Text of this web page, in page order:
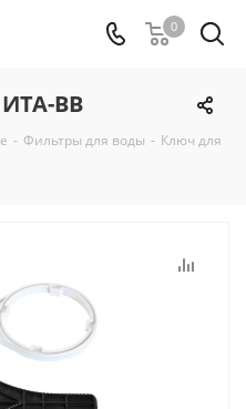
0
BB
- Фильтры для воды - Ключ для